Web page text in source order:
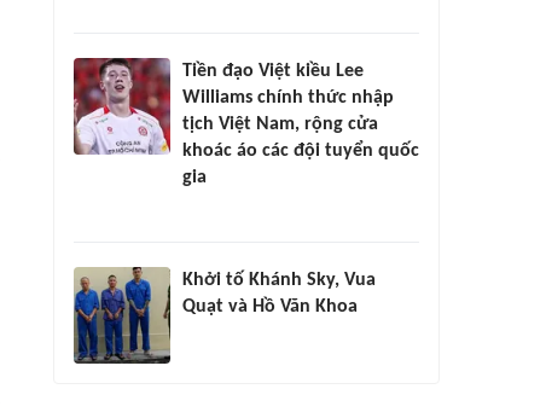
Tiền đạo Việt kiều Lee
Williams chính thức nhập
tịch Việt Nam, rộng cửa
khoác áo các đội tuyển quốc
gia
Khởi tố Khánh Sky, Vua
Quạt và Hồ Văn Khoa